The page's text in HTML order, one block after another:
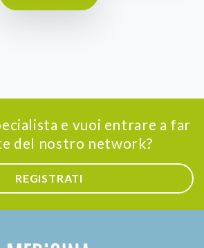
e vuoi entrare a far
del nostro network?
REGISTRATI